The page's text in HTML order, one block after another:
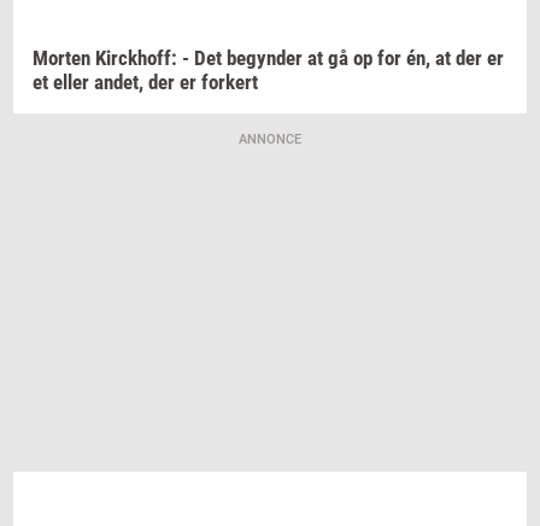
Mor­ten Kirck­hoff: - Det be­gyn­der at gå op for én, at der er
et eller andet, der er for­kert
ANNONCE